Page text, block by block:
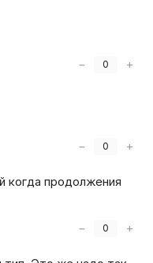
а для этого стоит
будут изо всех
− 0 +
− 0 +
когда продолжения
− 0 +